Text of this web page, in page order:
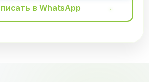
в WhatsApp